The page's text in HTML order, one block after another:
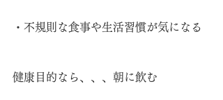
・不規則な食事や生活習慣が気になる
健康目的なら、、、朝に飲む